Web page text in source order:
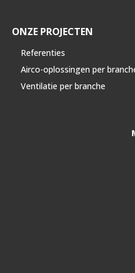
ONZE PROJECTEN
Referenties
Airco-oplossingen per
Ventilatie per branche